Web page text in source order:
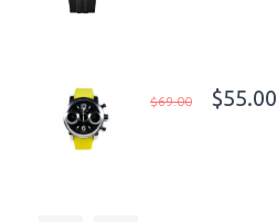
$69.00 $55.00